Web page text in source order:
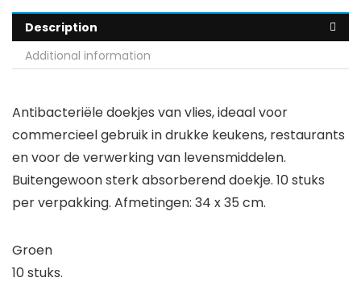
Description
Additional information
Antibacteriële doekjes van vlies, ideaal voor
commercieel gebruik in drukke keukens, restaurants
en voor de verwerking van levensmiddelen.
Buitengewoon sterk absorberend doekje. 10 stuks
per verpakking. Afmetingen: 34 x 35 cm.
Groen
10 stuks.